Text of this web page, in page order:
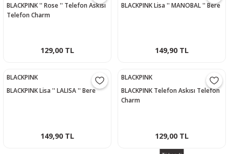
BLACKPINK '' Rose '' Telefon Askısı
Telefon Charm
129,00 TL
BLACKPINK Lisa '' MANOBAL '' Bere
149,90 TL
BLACKPINK
BLACKPINK Lisa '' LALISA '' Bere
149,90 TL
BLACKPINK
BLACKPINK Telefon Askısı Telefon
Charm
129,00 TL